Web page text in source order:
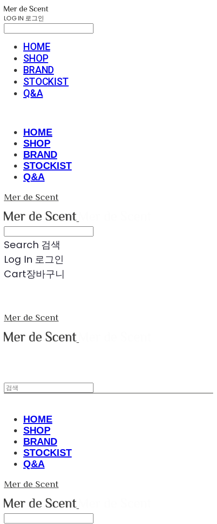
LOG IN 로그인
HOME
SHOP
BRAND
STOCKIST
Q&A
HOME
SHOP
BRAND
STOCKIST
Q&A
Mer de Scent
Search 검색
Log In 로그인
Cart장바구니
Mer de Scent
HOME
SHOP
BRAND
STOCKIST
Q&A
Mer de Scent